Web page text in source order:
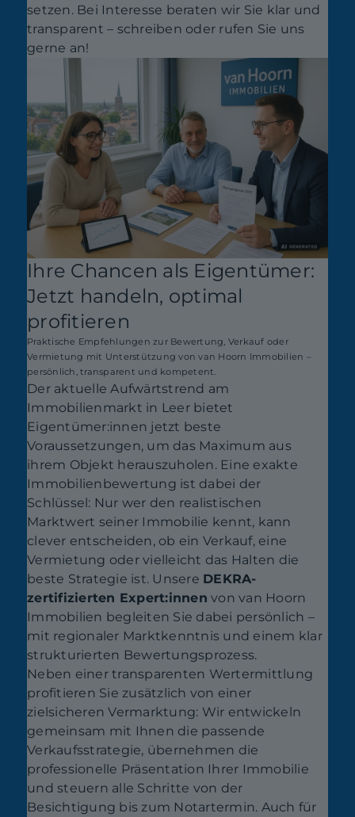
setzen. Bei Interesse beraten wir Sie klar und
transparent – schreiben oder rufen Sie uns
gerne an!
Ihre Chancen als Eigentümer:
Jetzt handeln, optimal
profitieren
Praktische Empfehlungen zur Bewertung, Verkauf oder
Vermietung mit Unterstützung von van Hoorn Immobilien –
persönlich, transparent und kompetent.
Der aktuelle Aufwärtstrend am
Immobilienmarkt in Leer bietet
Eigentümer:innen jetzt beste
Voraussetzungen, um das Maximum aus
ihrem Objekt herauszuholen. Eine exakte
Immobilienbewertung ist dabei der
Schlüssel: Nur wer den realistischen
Marktwert seiner Immobilie kennt, kann
clever entscheiden, ob ein Verkauf, eine
Vermietung oder vielleicht das Halten die
beste Strategie ist. Unsere DEKRA-
zertifizierten Expert:innen von van Hoorn
Immobilien begleiten Sie dabei persönlich –
mit regionaler Marktkenntnis und einem klar
strukturierten Bewertungsprozess.
Neben einer transparenten Wertermittlung
profitieren Sie zusätzlich von einer
zielsicheren Vermarktung: Wir entwickeln
gemeinsam mit Ihnen die passende
Verkaufsstrategie, übernehmen die
professionelle Präsentation Ihrer Immobilie
und steuern alle Schritte von der
Besichtigung bis zum Notartermin. Auch für